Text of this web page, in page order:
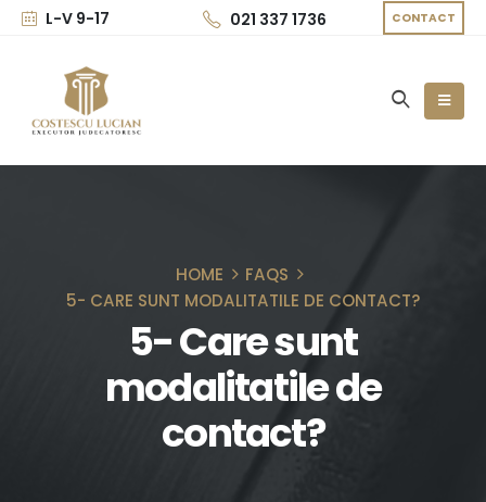
L-V 9-17 021 337 1736 CONTACT
HOME
FAQS
5- CARE SUNT MODALITATILE DE CONTACT?
5- Care sunt
modalitatile de
contact?